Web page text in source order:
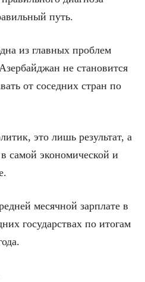
путь.
из главных проблем
не становится
от соседних стран по
это лишь результат, а
самой экономической и
месячной зарплате в
государствах по итогам